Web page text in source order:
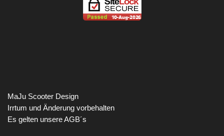
MaJu Scooter Design
Irrtum und Änderung vorbehalten
Es gelten unsere AGB´s